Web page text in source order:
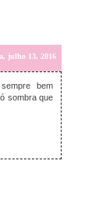
julho 13, 2016
bem
sombra que